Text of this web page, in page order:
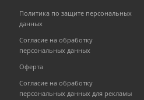
Политика по защите персональных
данных
Согласие на обработку
персональных данных
Оферта
Согласие на обработку
персональных данных для рекламы